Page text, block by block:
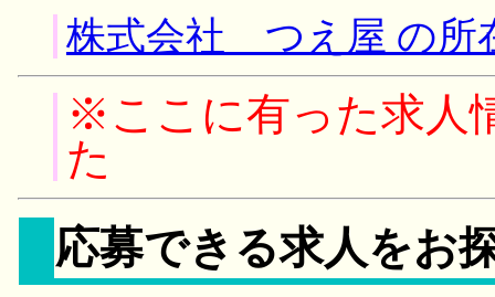
株式会社 つえ屋 の所
※ここに有った求人
た
応募できる求人をお